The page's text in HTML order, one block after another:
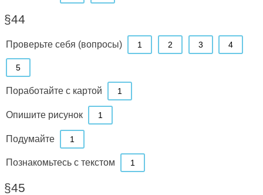
§44
Проверьте себя (вопросы) 1 2 3 4
5
Поработайте с картой 1
Опишите рисунок 1
Подумайте 1
Познакомьтесь с текстом 1
§45